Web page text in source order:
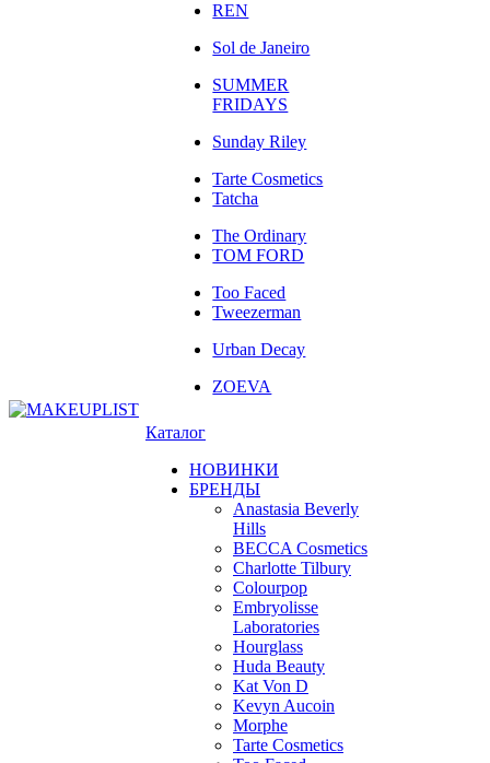
REN
Sol de Janeiro
SUMMER
FRIDAYS
Sunday Riley
Tarte Cosmetics
Tatcha
The Ordinary
TOM FORD
Too Faced
Tweezerman
Urban Decay
ZOEVA
Каталог
НОВИНКИ
БРЕНДЫ
Anastasia Beverly
Hills
BECCA Cosmetics
Charlotte Tilbury
Colourpop
Embryolisse
Laboratories
Hourglass
Huda Beauty
Kat Von D
Kevyn Aucoin
Morphe
Tarte Cosmetics